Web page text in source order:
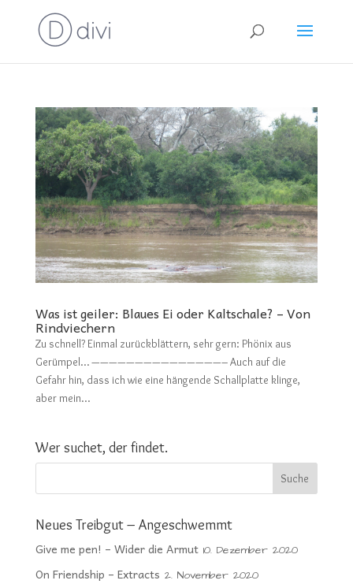
Was ist geiler: Blaues Ei oder Kaltschale? – Von
Rindviechern
Zu schnell? Einmal zurückblättern, sehr gern: Phönix aus
Gerümpel… ———————————————– Auch auf die
Gefahr hin, dass ich wie eine hängende Schallplatte klinge,
aber mein...
Wer suchet, der findet.
Neues Treibgut – Angeschwemmt
Give me pen! – Wider die Armut 10. Dezember 2020
On Friendship – Extracts 2. November 2020